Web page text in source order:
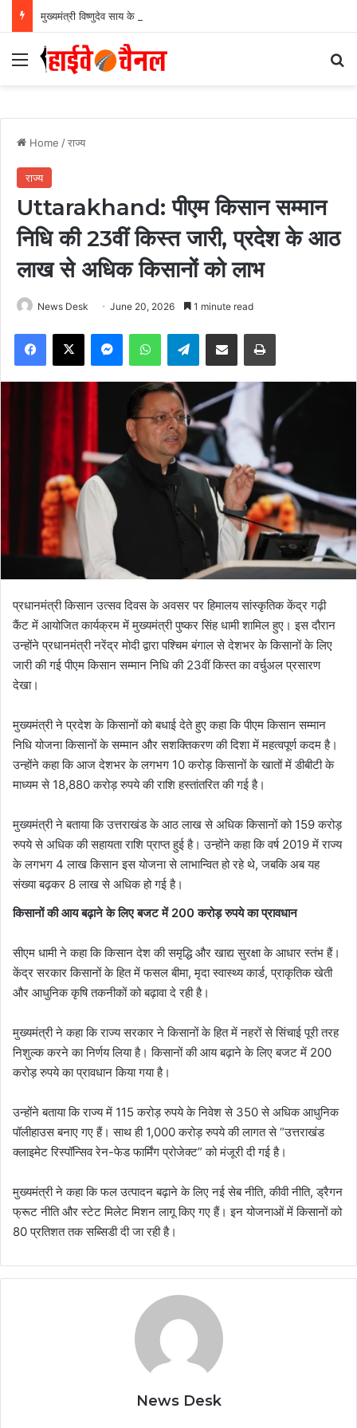
Menu
Home /राज्य
राज्य
Uttarakhand: पीएम किसान सम्मान
निधि की 23वीं किस्त जारी, प्रदेश के आठ
लाख से अधिक किसानों को लाभ
News Desk June 20, 2026 1 minute read
Facebook
X MessengerWhatsAppTelegramShare via Email Print
प्रधानमंत्री किसान उत्सव दिवस के अवसर पर हिमालय सांस्कृतिक केंद्र गढ़ी
कैंट में आयोजित कार्यक्रम में मुख्यमंत्री पुष्कर सिंह धामी शामिल हुए। इस दौरान
उन्होंने प्रधानमंत्री नरेंद्र मोदी द्वारा पश्चिम बंगाल से देशभर के किसानों के लिए
जारी की गई पीएम किसान सम्मान निधि की 23वीं किस्त का वर्चुअल प्रसारण
देखा।
मुख्यमंत्री ने प्रदेश के किसानों को बधाई देते हुए कहा कि पीएम किसान सम्मान
निधि योजना किसानों के सम्मान और सशक्तिकरण की दिशा में महत्वपूर्ण कदम है।
उन्होंने कहा कि आज देशभर के लगभग 10 करोड़ किसानों के खातों में डीबीटी के
माध्यम से 18,880 करोड़ रुपये की राशि हस्तांतरित की गई है।
मुख्यमंत्री ने बताया कि उत्तराखंड के आठ लाख से अधिक किसानों को 159 करोड़
रुपये से अधिक की सहायता राशि प्राप्त हुई है। उन्होंने कहा कि वर्ष 2019 में राज्य
के लगभग 4 लाख किसान इस योजना से लाभान्वित हो रहे थे, जबकि अब यह
संख्या बढ़कर 8 लाख से अधिक हो गई है।
किसानों की आय बढ़ाने के लिए बजट में 200 करोड़ रुपये का प्रावधान
सीएम धामी ने कहा कि किसान देश की समृद्धि और खाद्य सुरक्षा के आधार स्तंभ हैं।
केंद्र सरकार किसानों के हित में फसल बीमा, मृदा स्वास्थ्य कार्ड, प्राकृतिक खेती
और आधुनिक कृषि तकनीकों को बढ़ावा दे रही है।
मुख्यमंत्री ने कहा कि राज्य सरकार ने किसानों के हित में नहरों से सिंचाई पूरी तरह
निशुल्क करने का निर्णय लिया है। किसानों की आय बढ़ाने के लिए बजट में 200
करोड़ रुपये का प्रावधान किया गया है।
उन्होंने बताया कि राज्य में 115 करोड़ रुपये के निवेश से 350 से अधिक आधुनिक
पॉलीहाउस बनाए गए हैं। साथ ही 1,000 करोड़ रुपये की लागत से “उत्तराखंड
क्लाइमेट रिस्पॉन्सिव रेन-फेड फार्मिंग प्रोजेक्ट” को मंजूरी दी गई है।
मुख्यमंत्री ने कहा कि फल उत्पादन बढ़ाने के लिए नई सेब नीति, कीवी नीति, ड्रैगन
फ्रूट नीति और स्टेट मिलेट मिशन लागू किए गए हैं। इन योजनाओं में किसानों को
80 प्रतिशत तक सब्सिडी दी जा रही है।
News Desk